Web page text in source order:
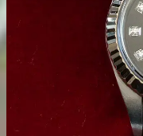
出張買取の
お申込み